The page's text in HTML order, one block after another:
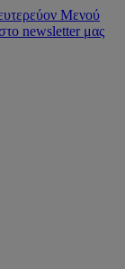
Μενού
newsletter μας